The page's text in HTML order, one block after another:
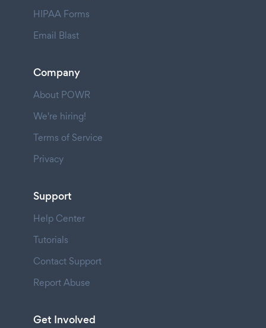
HIPAA Forms
Email Blast
Company
About POWR
We're hiring!
Terms of Service
Privacy
Support
Help Center
Tutorials
Contact Support
Report Abuse
Get Involved